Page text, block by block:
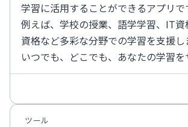
学習に活用することができるアプリで
例えば、学校の授業、語学学習、IT
資格など多彩な分野での学習を支援し
いつでも、どこでも、あなたの学習を
ツール